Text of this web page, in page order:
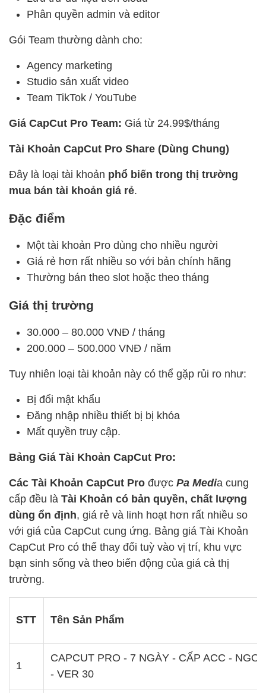
Phân quyền admin và editor
Gói Team thường dành cho:
Agency marketing
Studio sản xuất video
Team TikTok / YouTube
Giá CapCut Pro Team: Giá từ 24.99$/tháng
Tài Khoản CapCut Pro Share (Dùng Chung)
Đây là loại tài khoản phổ biến trong thị trường
mua bán tài khoản giá rẻ.
Đặc điểm
Một tài khoản Pro dùng cho nhiều người
Giá rẻ hơn rất nhiều so với bản chính hãng
Thường bán theo slot hoặc theo tháng
Giá thị trường
30.000 – 80.000 VNĐ / tháng
200.000 – 500.000 VNĐ / năm
Tuy nhiên loại tài khoản này có thể gặp rủi ro như:
Bị đổi mật khẩu
Đăng nhập nhiều thiết bị bị khóa
Mất quyền truy cập.
Bảng Giá Tài Khoản CapCut Pro:
Các Tài Khoản CapCut Pro được Pa Media cung
cấp đều là Tài Khoản có bản quyền, chất lượng
dùng ổn định, giá rẻ và linh hoạt hơn rất nhiều so
với giá của CapCut cung ứng. Bảng giá Tài Khoản
CapCut Pro có thể thay đổi tuỳ vào vị trí, khu vực
bạn sinh sống và theo biến động của giá cả thị
trường.
STT Tên Sản Phẩm
1
CAPCUT PRO - 7 NGÀY - CẤP ACC -
- VER 30